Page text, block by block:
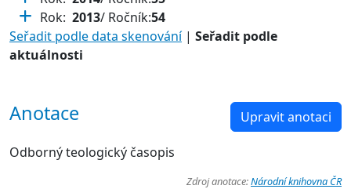
Rok: 2013/ Ročník:54
Seřadit podle data skenování| Seřadit podle
aktuálnosti
Anotace Upravit anotaci
Odborný teologický časopis
Zdroj anotace:Národní knihovna ČR